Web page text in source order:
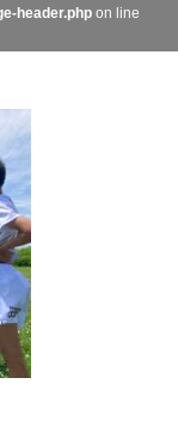
header.phpon line